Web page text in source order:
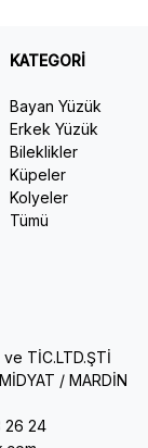
KATEGORİ
Bayan Yüzük
Erkek Yüzük
Bileklikler
Küpeler
Kolyeler
Tümü
ve TİC.LTD.ŞTİ
/ MARDİN
26 24